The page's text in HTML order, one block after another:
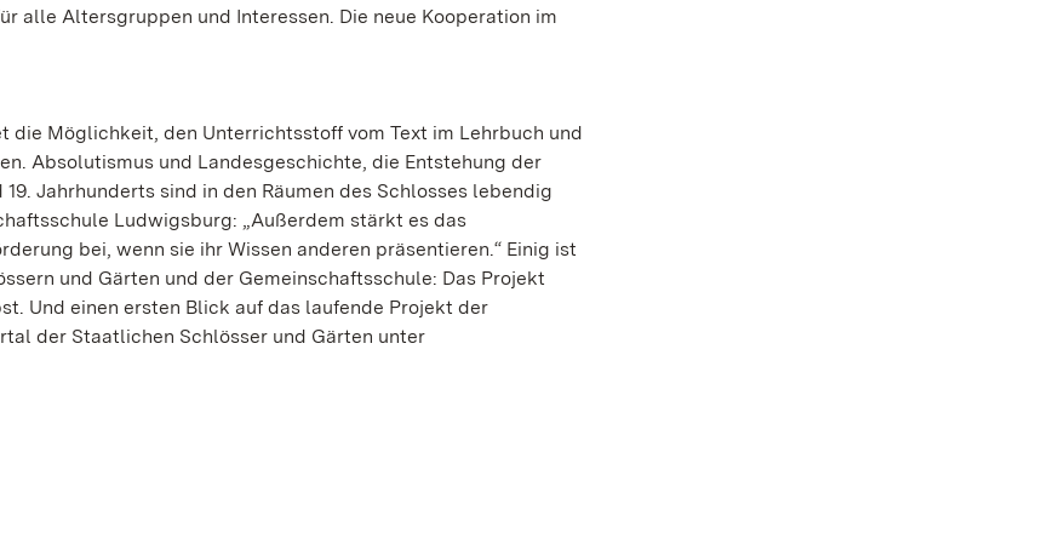
alle Altersgruppen und Interessen. Die neue Kooperation im
die Möglichkeit, den Unterrichtsstoff vom Text im Lehrbuch und
Absolutismus und Landesgeschichte, die Entstehung der
Jahrhunderts sind in den Räumen des Schlosses lebendig
Ludwigsburg: „Außerdem stärkt es das
bei, wenn sie ihr Wissen anderen präsentieren.“ Einig ist
und Gärten und der Gemeinschaftsschule: Das Projekt
Und einen ersten Blick auf das laufende Projekt der
der Staatlichen Schlösser und Gärten unter